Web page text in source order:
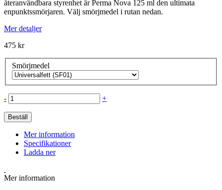
återanvändbara styrenhet är Perma Nova 125 ml den ultimata
enpunktssmörjaren. Välj smörjmedel i rutan nedan.
Mer detaljer
475 kr
Smörjmedel
- +
Beställ
Mer information
Specifikationer
Ladda ner
Mer information